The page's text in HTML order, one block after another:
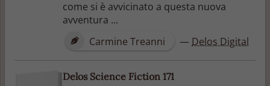
come si è avvicinato a questa nuova
avventura ...
Carmine Treanni
— Delos Digital
Delos Science Fiction 171